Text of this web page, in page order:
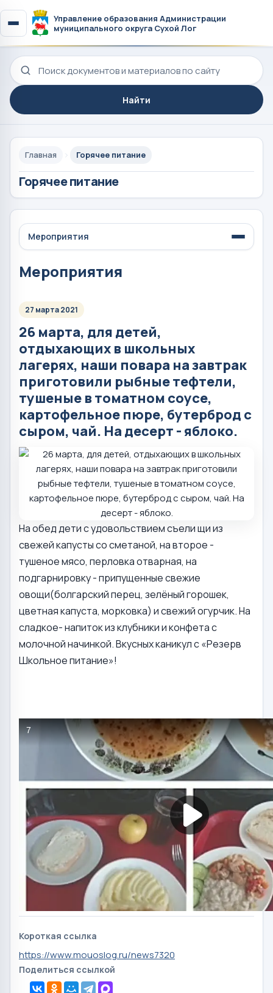
Управление образования Администрации
муниципального округа Сухой Лог
Поиск по сайту
Найти
Главная Горячее питание
Горячее питание
Мероприятия
Мероприятия
27 марта 2021
26 марта, для детей,
отдыхающих в школьных
лагерях, наши повара на завтрак
приготовили рыбные тефтели,
тушеные в томатном соусе,
картофельное пюре, бутерброд с
сыром, чай. На десерт - яблоко.
На обед дети с удовольствием съели щи из
свежей капусты со сметаной, на второе -
тушеное мясо, перловка отварная, на
подгарнировку - припущенные свежие
овощи(болгарский перец, зелёный горошек,
цветная капуста, морковка) и свежий огурчик. На
сладкое- напиток из клубники и конфета с
молочной начинкой. Вкусных каникул с «Резерв
Школьное питание»!
Короткая ссылка
https://www.mouoslog.ru/news7320
Поделиться ссылкой